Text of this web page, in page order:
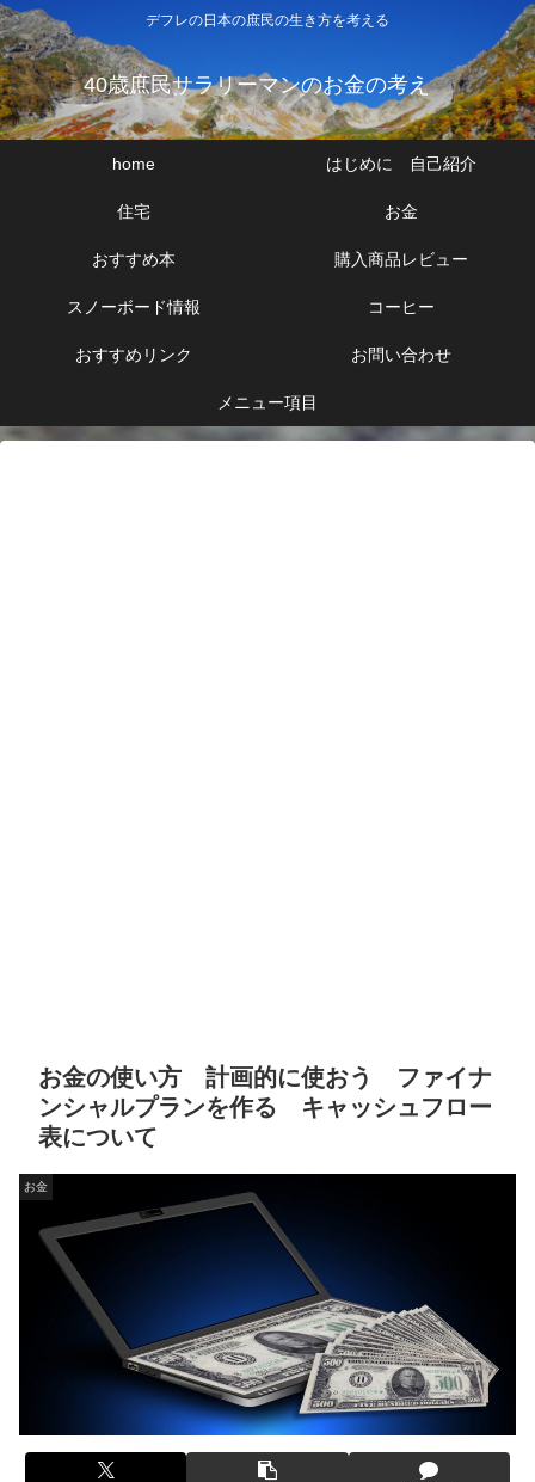
デフレの日本の庶民の生き方を考える
40歳庶民サラリーマンのお金の考え
home はじめに 自己紹介
住宅 お金
おすすめ本 購入商品レビュー
スノーボード情報 コーヒー
おすすめリンク お問い合わせ
メニュー項目
お金の使い方 計画的に使おう ファイナ
ンシャルプランを作る キャッシュフロー
表について
お金